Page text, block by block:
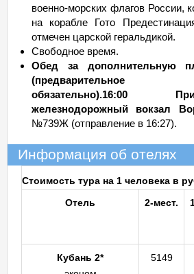
военно-морских флагов России,
на корабле Гото
отмечен царской геральдикой.
Свободное время.
Обед за дополнительную
(предварительное
обязательно).16:00
железнодорожный вокзал
№739Ж (отправление в 16:27).
Информация об отелях
Стоимость тура на 1 человека в
Отель
2-мест.
Кубань 2*
5149